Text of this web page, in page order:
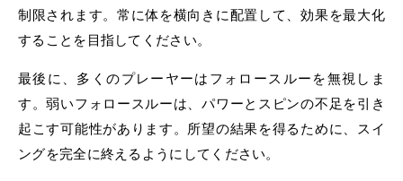
制限されます。常に体を横向きに配置して、効果を最大化
することを目指してください。
最後に、多くのプレーヤーはフォロースルーを無視しま
す。弱いフォロースルーは、パワーとスピンの不足を引き
起こす可能性があります。所望の結果を得るために、スイ
ングを完全に終えるようにしてください。